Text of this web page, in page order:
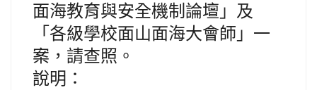
面海教育與安全機制論壇」及
「各級學校面山面海大會師」一
案，請查照。
說明：